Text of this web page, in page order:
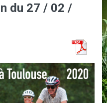
du 27 / 02 /